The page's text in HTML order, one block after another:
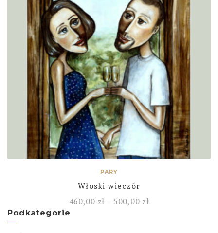
PARY
Włoski wieczór
460,00 zł – 500,00 zł
Podkategorie